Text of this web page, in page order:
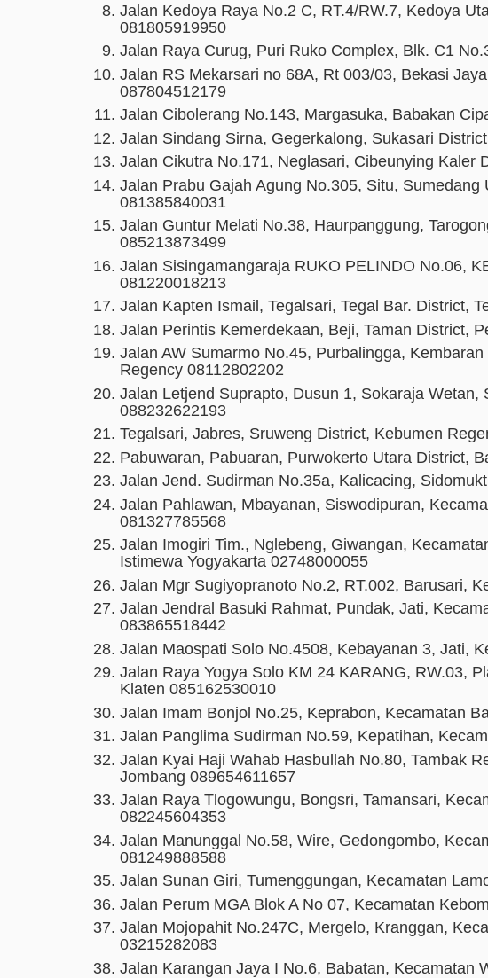
Jalan Kedoya Raya No.2 C, RT.4/RW.7, Kedoya
081805919950
Jalan Raya Curug, Puri Ruko Complex, Blk. C1
Jalan RS Mekarsari no 68A, Rt 003/03, Bekasi
087804512179
Jalan Cibolerang No.143, Margasuka, Babakan
Jalan Sindang Sirna, Gegerkalong, Sukasari
Jalan Cikutra No.171, Neglasari, Cibeunying Kaler
Jalan Prabu Gajah Agung No.305, Situ,
081385840031
Jalan Guntur Melati No.38, Haurpanggung,
085213873499
Jalan Sisingamangaraja RUKO PELINDO No.06,
081220018213
Jalan Kapten Ismail, Tegalsari, Tegal Bar. District,
Jalan Perintis Kemerdekaan, Beji, Taman District,
Jalan AW Sumarmo No.45, Purbalingga,
Regency 08112802202
Jalan Letjend Suprapto, Dusun 1, Sokaraja
088232622193
Tegalsari, Jabres, Sruweng District, Kebumen
Pabuwaran, Pabuaran, Purwokerto Utara District,
Jalan Jend. Sudirman No.35a, Kalicacing,
Jalan Pahlawan, Mbayanan, Siswodipuran,
081327785568
Jalan Imogiri Tim., Nglebeng, Giwangan,
Istimewa Yogyakarta 02748000055
Jalan Mgr Sugiyopranoto No.2, RT.002, Barusari,
Jalan Jendral Basuki Rahmat, Pundak, Jati,
083865518442
Jalan Maospati Solo No.4508, Kebayanan 3, Jati,
Jalan Raya Yogya Solo KM 24 KARANG, RW.03,
Klaten 085162530010
Jalan Imam Bonjol No.25, Keprabon, Kecamatan
Jalan Panglima Sudirman No.59, Kepatihan,
Jalan Kyai Haji Wahab Hasbullah No.80, Tambak
Jombang 089654611657
Jalan Raya Tlogowungu, Bongsri, Tamansari,
082245604353
Jalan Manunggal No.58, Wire, Gedongombo,
081249888588
Jalan Sunan Giri, Tumenggungan, Kecamatan
Jalan Perum MGA Blok A No 07, Kecamatan
Jalan Mojopahit No.247C, Mergelo, Kranggan,
03215282083
Jalan Karangan Jaya I No.6, Babatan, Kecamatan